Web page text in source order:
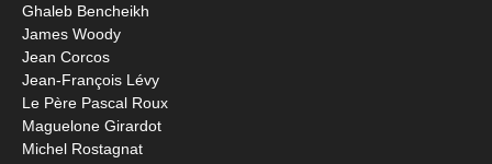
Ghaleb Bencheikh
James Woody
Jean Corcos
Jean-François Lévy
Le Père Pascal Roux
Maguelone Girardot
Michel Rostagnat